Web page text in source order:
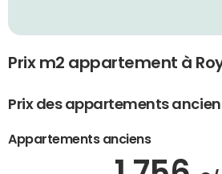
Prix m2 appartement à
Prix des appartements
Appartements anciens